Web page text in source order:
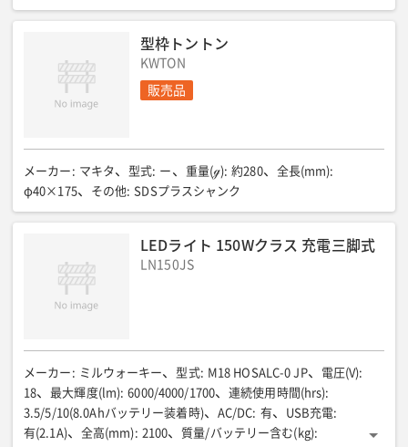
最大作業勾配: 35%(20度) 燃料/タンク容量(L): ガソリン/0.77
型枠トントン
KWTON
販売品
メーカー : マキタ 型式: ー 重量(ℊ): 約280 全長(mm):
φ40×175
その他: SDSプラスシャンク
LEDライト 150Wクラス 充電三脚式
LN150JS
メーカー : ミルウォーキー 型式: M18 HOSALC-0 JP 電圧(V):
18
最大輝度(lm): 6000/4000/1700 連続使用時間(hrs):
3.5/5/10(8.0Ahバッテリー装着時)
AC/DC: 有 USB充電:
有(2.1A)
全高(mm): 2100 質量/バッテリー含む(kg):